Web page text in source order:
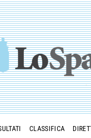
CLASSIFICA